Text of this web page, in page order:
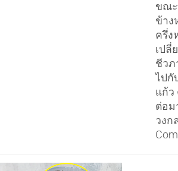
ขณะ
ข้าง
ครึ่ง
เปลี่
ชีวภ
ไปกั
แก้ว
ต่อม
วงก